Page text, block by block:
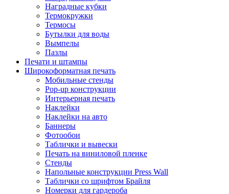
Наградные кубки
Термокружки
Термосы
Бутылки для воды
Вымпелы
Пазлы
Печати и штампы
Широкоформатная печать
Мобильные стенды
Pop-up конструкции
Интерьерная печать
Наклейки
Наклейки на авто
Баннеры
Фотообои
Таблички и вывески
Печать на виниловой пленке
Стенды
Напольные конструкции Press Wall
Таблички со шрифтом Брайля
Номерки для гардероба